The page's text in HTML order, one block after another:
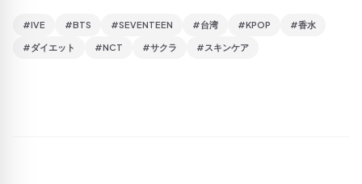
#IVE #BTS #SEVENTEEN #台湾 #KPOP #香水
#ダイエット #NCT #サクラ #スキンケア